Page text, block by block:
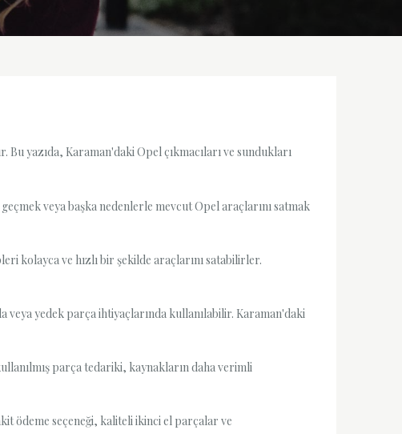
yazıda, Karaman'daki Opel çıkmacıları ve sundukları
veya başka nedenlerle mevcut Opel araçlarını satmak
kolayca ve hızlı bir şekilde araçlarını satabilirler.
veya yedek parça ihtiyaçlarında kullanılabilir. Karaman'daki
parça tedariki, kaynakların daha verimli
ödeme seçeneği, kaliteli ikinci el parçalar ve